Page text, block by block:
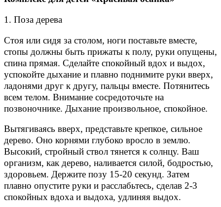
1. Поза дерева
Стоя или сидя за столом, ноги поставьте вместе,
стопы должны быть прижаты к полу, руки опущены,
спина прямая. Сделайте спокойный вдох и выдох,
успокойте дыхание и плавно поднимите руки вверх,
ладонями друг к другу, пальцы вместе. Потянитесь
всем телом. Внимание сосредоточьте на
позвоночнике. Дыхание произвольное, спокойное.
Вытягиваясь вверх, представьте крепкое, сильное
дерево. Оно корнями глубоко вросло в землю.
Высокий, стройный ствол тянется к солнцу. Ваш
организм, как дерево, наливается силой, бодростью,
здоровьем. Держите позу 15-20 секунд. Затем
плавно опустите руки и расслабьтесь, сделав 2-3
спокойных вдоха и выдоха, удлиняя выдох.